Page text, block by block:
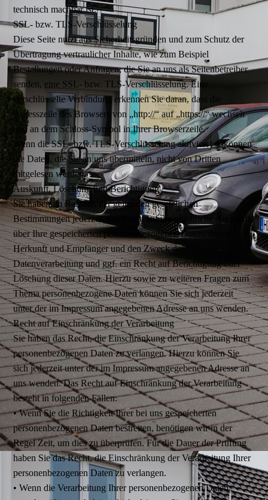
technisch machbar ist.
SSL- bzw. TLS-Verschlüsselung
Diese Seite nutzt aus Sicherheitsgründen und zum Schutz der
Übertragung vertraulicher Inhalte, wie zum Beispiel
Bestellungen oder Anfragen, die Sie an uns als Seitenbetreiber
senden, eine SSL- bzw. TLS-Verschlüsselung. Eine
verschlüsselte Verbindung erkennen Sie daran, dass die
Adresszeile des Browsers von „http://“ auf „https://“ wechselt
und an dem Schloss-Symbol in Ihrer Browserzeile.
Wenn die SSL- bzw. TLS-Verschlüsselung aktiviert ist, können
die Daten, die Sie an uns übermitteln, nicht von Dritten
mitgelesen werden.
Auskunft, Löschung und Berichtigung
Sie haben im Rahmen der geltenden gesetzlichen
Bestimmungen jederzeit das Recht auf unentgeltliche Auskunft
über Ihre gespeicherten personenbezogenen Daten, deren
Herkunft und Empfänger und den Zweck der
Datenverarbeitung und ggf. ein Recht auf Berichtigung oder
Löschung dieser Daten. Hierzu sowie zu weiteren Fragen zum
Thema personenbezogene Daten können Sie sich jederzeit
unter der im Impressum angegebenen Adresse an uns wenden.
Recht auf Einschränkung der Verarbeitung
Sie haben das Recht, die Einschränkung der Verarbeitung Ihrer
personenbezogenen Daten zu verlangen. Hierzu können Sie
sich jederzeit unter der im Impressum angegebenen Adresse an
uns wenden. Das Recht auf Einschränkung der Verarbeitung
besteht in folgenden Fällen:
• Wenn Sie die Richtigkeit Ihrer bei uns gespeicherten
personenbezogenen Daten bestreiten, benötigen wir in der
Regel Zeit, um dies zu überprüfen. Für die Dauer der Prüfung
haben Sie das Recht, die Einschränkung der Verarbeitung Ihrer
personenbezogenen Daten zu verlangen.
• Wenn die Verarbeitung Ihrer personenbezogenen Daten